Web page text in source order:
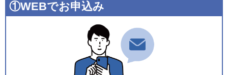
①WEBでお申込み